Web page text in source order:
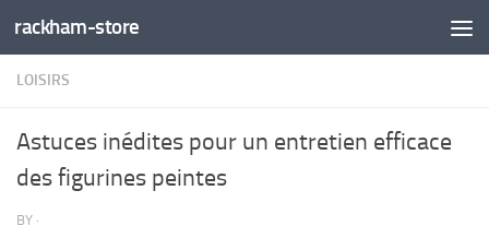
Skip to content
rackham-store
LOISIRS
Astuces inédites pour un entretien efficace
des figurines peintes
BY ·